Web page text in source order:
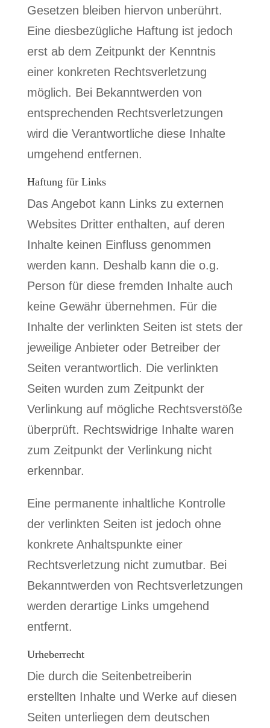
Gesetzen bleiben hiervon unberührt.
Eine diesbezügliche Haftung ist jedoch
erst ab dem Zeitpunkt der Kenntnis
einer konkreten Rechtsverletzung
möglich. Bei Bekanntwerden von
entsprechenden Rechtsverletzungen
wird die Verantwortliche diese Inhalte
umgehend entfernen.
Haftung für Links
Das Angebot kann Links zu externen
Websites Dritter enthalten, auf deren
Inhalte keinen Einfluss genommen
werden kann. Deshalb kann die o.g.
Person für diese fremden Inhalte auch
keine Gewähr übernehmen. Für die
Inhalte der verlinkten Seiten ist stets der
jeweilige Anbieter oder Betreiber der
Seiten verantwortlich. Die verlinkten
Seiten wurden zum Zeitpunkt der
Verlinkung auf mögliche Rechtsverstöße
überprüft. Rechtswidrige Inhalte waren
zum Zeitpunkt der Verlinkung nicht
erkennbar.
Eine permanente inhaltliche Kontrolle
der verlinkten Seiten ist jedoch ohne
konkrete Anhaltspunkte einer
Rechtsverletzung nicht zumutbar. Bei
Bekanntwerden von Rechtsverletzungen
werden derartige Links umgehend
entfernt.
Urheberrecht
Die durch die Seitenbetreiberin
erstellten Inhalte und Werke auf diesen
Seiten unterliegen dem deutschen